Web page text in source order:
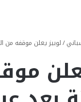
/لوبيز يعلن موقفه من